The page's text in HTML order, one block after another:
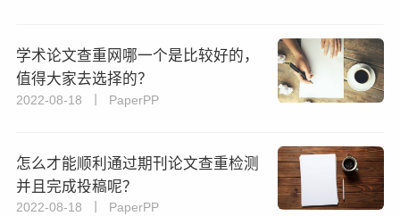
学术论文查重网哪一个是比较好的，
值得大家去选择的？
2022-08-18 丨 PaperPP
怎么才能顺利通过期刊论文查重检测
并且完成投稿呢？
2022-08-18 丨 PaperPP